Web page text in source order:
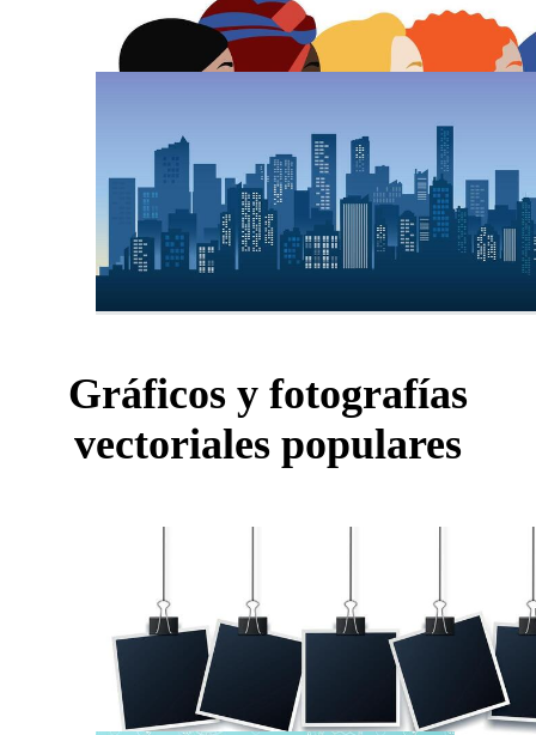
Gráficos y fotografías
vectoriales populares